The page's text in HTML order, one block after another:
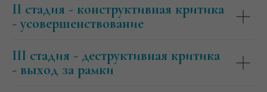
II стадия - конструктивная критика
- усовершенствование
III стадия - деструктивная критика
- выход за рамки